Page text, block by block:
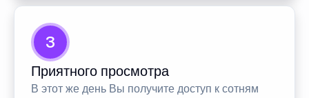
3
Приятного просмотра
В этот же день Вы получите доступ к сотням